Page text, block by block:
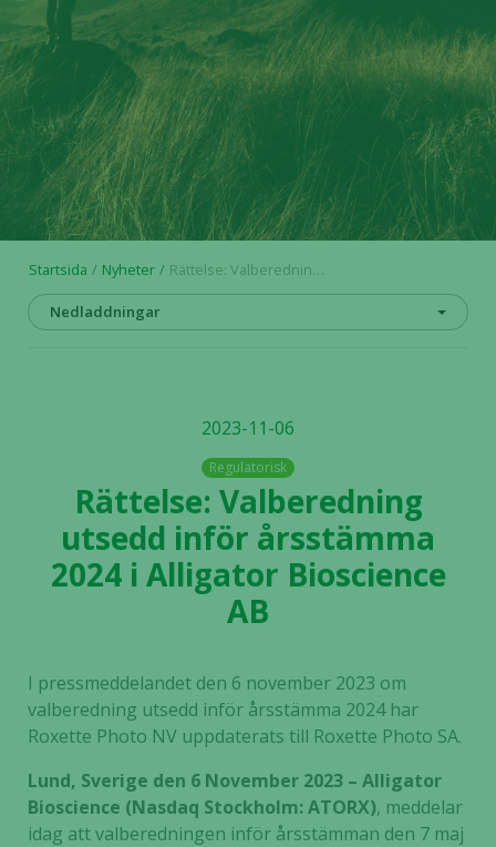
Startsida Nyheter Rättelse: Valberedning utsedd inför årsstämma 2024 i Alligator Bioscience AB
Nedladdningar
2023-11-06
Regulatorisk
Rättelse: Valberedning
utsedd inför årsstämma
2024 i Alligator Bioscience
AB
I pressmeddelandet den 6 november 2023 om
valberedning utsedd inför årsstämma 2024 har
Roxette Photo NV uppdaterats till Roxette Photo SA.
Lund, Sverige den 6 November 2023 – Alligator
Bioscience (Nasdaq Stockholm: ATORX), meddelar
idag att valberedningen inför årsstämman den 7 maj